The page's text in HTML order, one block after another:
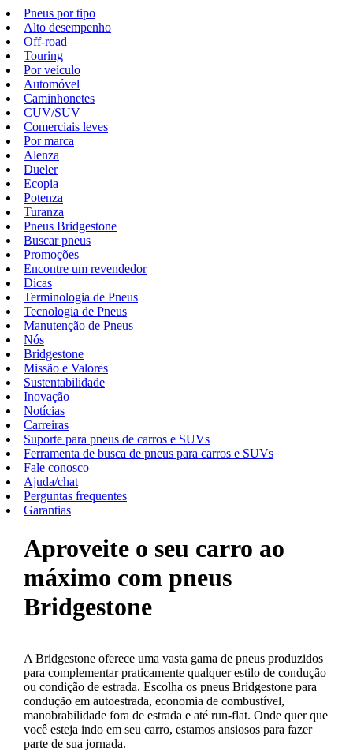
Pneus por tipo
Alto desempenho
Off-road
Touring
Por veículo
Automóvel
Caminhonetes
CUV/SUV
Comerciais leves
Por marca
Alenza
Dueler
Ecopia
Potenza
Turanza
Pneus Bridgestone
Buscar pneus
Promoções
Encontre um revendedor
Dicas
Terminologia de Pneus
Tecnologia de Pneus
Manutenção de Pneus
Nós
Bridgestone
Missão e Valores
Sustentabilidade
Inovação
Notícias
Carreiras
Suporte para pneus de carros e SUVs
Ferramenta de busca de pneus para carros e SUVs
Fale conosco
Ajuda/chat
Perguntas frequentes
Garantias
Aproveite o seu carro ao
máximo com pneus
Bridgestone
A Bridgestone oferece uma vasta gama de pneus produzidos
para complementar praticamente qualquer estilo de condução
ou condição de estrada. Escolha os pneus Bridgestone para
condução em autoestrada, economia de combustível,
manobrabilidade fora de estrada e até run-flat. Onde quer que
você esteja indo em seu carro, estamos ansiosos para fazer
parte de sua jornada.